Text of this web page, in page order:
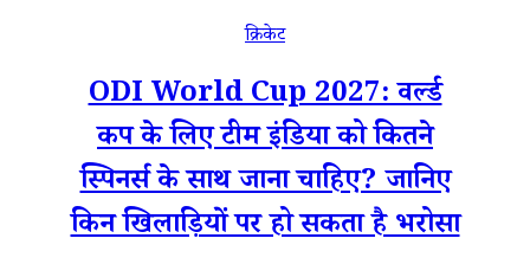
क्रिकेट
ODI World Cup 2027: वर्ल्ड
कप के लिए टीम इंडिया को कितने
स्पिनर्स के साथ जाना चाहिए? जानिए
किन खिलाड़ियों पर हो सकता है भरोसा